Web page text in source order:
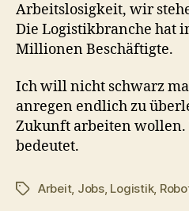
Arbeitslosigkeit, wir
Die Logistikbranche hat
Millionen Beschäftigte.
Ich will nicht schwarz
anregen endlich zu
Zukunft arbeiten wollen.
bedeutet.
Schlagwörter
Arbeit, Jobs, Logistik,